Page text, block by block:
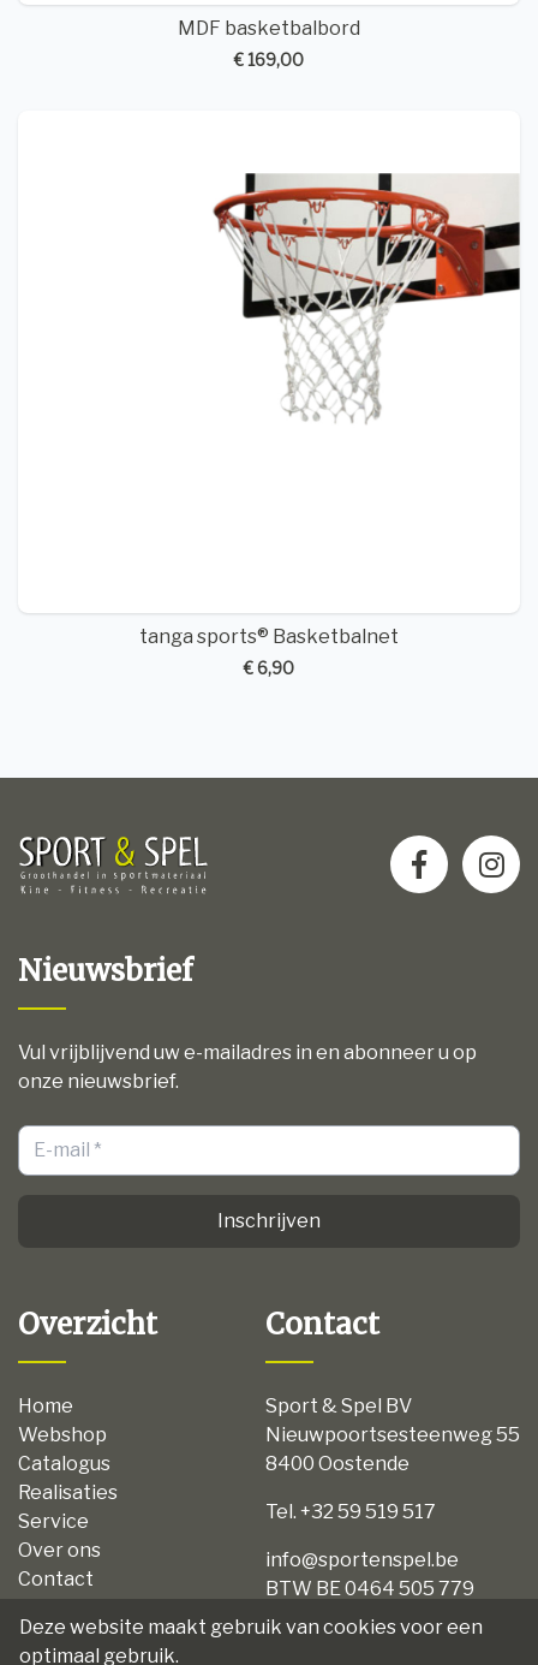
MDF basketbalbord
€ 169,00
tanga sports® Basketbalnet
€ 6,90
Nieuwsbrief
Vul vrijblijvend uw e-mailadres in en abonneer u op
onze nieuwsbrief.
Inschrijven
Overzicht
Home
Webshop
Catalogus
Realisaties
Service
Over ons
Contact
Disclaimer
Contact
Sport & Spel BV
Nieuwpoortsesteenweg 55
8400 Oostende
Tel. +32 59 519 517
info@sportenspel.be
BTW BE 0464 505 779
Deze website maakt gebruik van cookies voor een
optimaal gebruik.